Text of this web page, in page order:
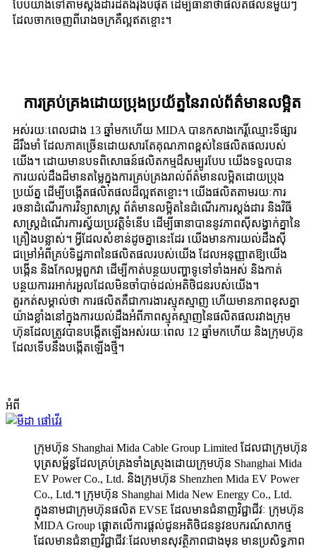
បែបយ៉ាងទៅតាមស្តង់ដារដ៏តឹងរ៉ឹងបំផុត ដើម្បីធានាថាផលិតផលនីមួយៗ
ដែលចាកចេញពីរោងចក្រគឺល្អឥតខ្ចោះ។
ការគ្រប់គ្រងដោយប្រុងប្រយ័ត្ននៃរាល់ព័ត៌មានលម្អិត
អស់រយៈពេលជាង 13 ឆ្នាំមកហើយ MIDA បានកសាងកេរ្តិ៍ឈ្មោះទីផ្សារ
ដ៏រឹងមាំ ដែលភាគច្រើនដោយសារតែគុណភាពខ្ពស់នៃផលិតផលរបស់
យើង។ ដោយមានបទពិសោធន៍ផលិតកម្មដ៏សម្បូរបែប យើងទទួលបាន
ការយល់ដឹងដ៏មានតម្លៃក្នុងការគ្រប់គ្រងរាល់ព័ត៌មានលម្អិតដោយប្រុង
ប្រយ័ត្ន ដើម្បីបង្កើតផលិតផលដ៏ល្អឥតខ្ចោះ។ យើងផលិតតាមរយៈការ
រចនាដំណើរការវិទ្យាសាស្ត្រ ព័ត៌មានលម្អិតនៃដំណើរការស្តង់ដារ និងវិធី
សាស្រ្តដំណើរការស្វ័យប្រវត្តិទំនើប ដើម្បីធានាបាននូវភាពស៊ីសង្វាក់គ្នានៃ
គ្រឿងបន្លាស់។ អ្វីដែលសំខាន់ដូចគ្នានេះដែរ យើងមានការយល់ដឹងស៊ី
ជម្រៅអំពីគ្រប់ទិដ្ឋភាពនៃផលិតផលរបស់យើង ដែលអនុញ្ញាតឱ្យយើង
បង្កើន និងកែលម្អពួកវា ដើម្បីកាត់បន្ថយបញ្ហាទូទៅទាំងអស់ និងកាត់
បន្ថយការរអាក់រអួលដែលមិនចាំបាច់ដល់អតិថិជនរបស់យើង។
គួរកត់សម្គាល់ថា ការផលិតគឺជាការងារស្មុគស្មាញ ហើយមានភាពខុសគ្នា
យ៉ាងខ្លាំងនៅក្នុងការយល់ដឹងអំពីភាពស្មុគស្មាញនៃផលិតផលរវាងក្រុម
ហ៊ុនដែលត្រូវបានបង្កើតឡើងអស់រយៈពេល 12 ឆ្នាំមកហើយ និងក្រុមហ៊ុន
ដែលទើបនឹងបង្កើតឡើងថ្មី។
អំពី
ក្រុមហ៊ុន Shanghai Mida Cable Group Limited ដែលជាក្រុមហ៊ុន
បុត្រសម្ព័ន្ធដែលគ្រប់គ្រងទាំងស្រុងដោយក្រុមហ៊ុន Shanghai Mida
EV Power Co., Ltd. និងក្រុមហ៊ុន Shenzhen Mida EV Power
Co., Ltd.។ ក្រុមហ៊ុន Shanghai Mida New Energy Co., Ltd.
ក្នុងនាមជាក្រុមហ៊ុនផលិត EVSE ដែលមានជំនាញវិជ្ជាជីវៈ ក្រុមហ៊ុន
MIDA Group ផ្តោតលើការផ្តល់ជូនអតិថិជននូវឧបករណ៍សាកថ្ម
ដែលមានជំនាញវិជ្ជាជីវៈដែលមានសុវត្ថិភាពជាងមុន មានប្រសិទ្ធភាព